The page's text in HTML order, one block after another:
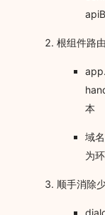
根组件路
本
域
为
顺手消除